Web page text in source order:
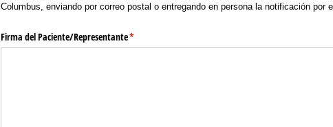
Columbus, enviando por correo postal o entregando en persona la notificación por
Firma del Paciente/​Representante*
(required)